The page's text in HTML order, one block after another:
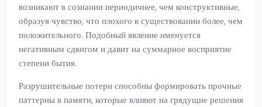
возникают в сознании периодичнее, чем конструктивные,
образуя чувство, что плохого в существовании более, чем
положительного. Подобный явление именуется
негативным сдвигом и давит на суммарное восприятие
степени бытия.
Разрушительные потери способны формировать прочные
паттерны в памяти, которые влияют на грядущие решения